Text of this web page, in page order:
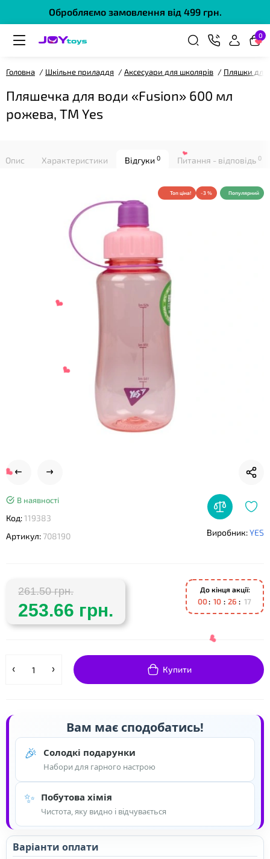
Обробляємо замовлення від 499 грн.
0
Головна Шкільне приладдя Аксесуари для школярів Пляшки для
Пляшечка для води «Fusion» 600 мл
рожева, ТМ Yes
Опис Характеристики Відгуки 0 Питання - відповідь 0
Топ ціна! -3 % Популярний
В наявності
Код:119383
Артикул: 708190 Виробник:YES
261.50 грн.
253.66 грн.
До кінця акції:
00 10 26 16
Купити
Вам має сподобатись!
🎉 Солодкі подарунки
Набори для гарного настрою
✨ Побутова хімія
Чистота, яку видно і відчувається
Варіанти оплати
❤
❤
❤